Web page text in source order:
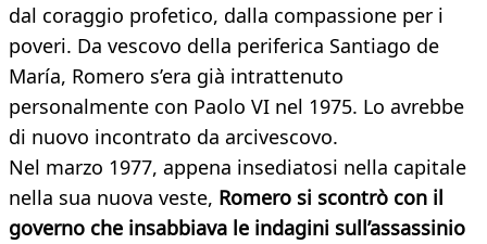
dal coraggio profetico, dalla compassione per i
poveri. Da vescovo della periferica Santiago de
María, Romero s’era già intrattenuto
personalmente con Paolo VI nel 1975. Lo avrebbe
di nuovo incontrato da arcivescovo.
Nel marzo 1977, appena insediatosi nella capitale
nella sua nuova veste, Romero si scontrò con il
governo che insabbiava le indagini sull’assassinio